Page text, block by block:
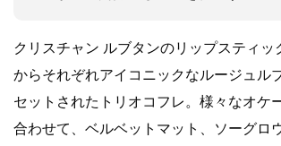
クリスチャン ルブタンのリップスティッ
からそれぞれアイコニックなルージュル
セットされたトリオコフレ。様々なオケ
合わせて、ベルベットマット、ソーグロ